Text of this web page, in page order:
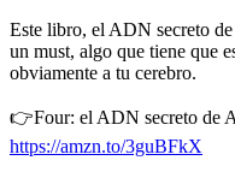
Este libro, el ADN secreto
un must, algo que tiene que
obviamente a tu cerebro.
👉Four: el ADN secreto de
https://amzn.to/3guBFkX